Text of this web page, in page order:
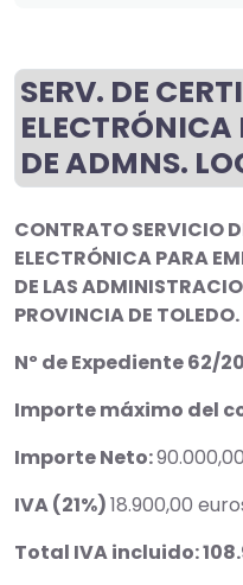
SERV. DE
DE ADMNS.
CONTRATO SERVICIO
ELECTRÓNICA PARA
DE LAS
PROVINCIA DE TOLEDO.
Nº de Expediente 62/
Importe máximo del
Importe Neto:
IVA (21%)18.900,00
Total IVA incluido: